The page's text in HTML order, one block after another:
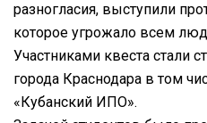
разногласия, выступили
которое угрожало всем
Участниками квеста стали
города Краснодара в том
«Кубанский ИПО».